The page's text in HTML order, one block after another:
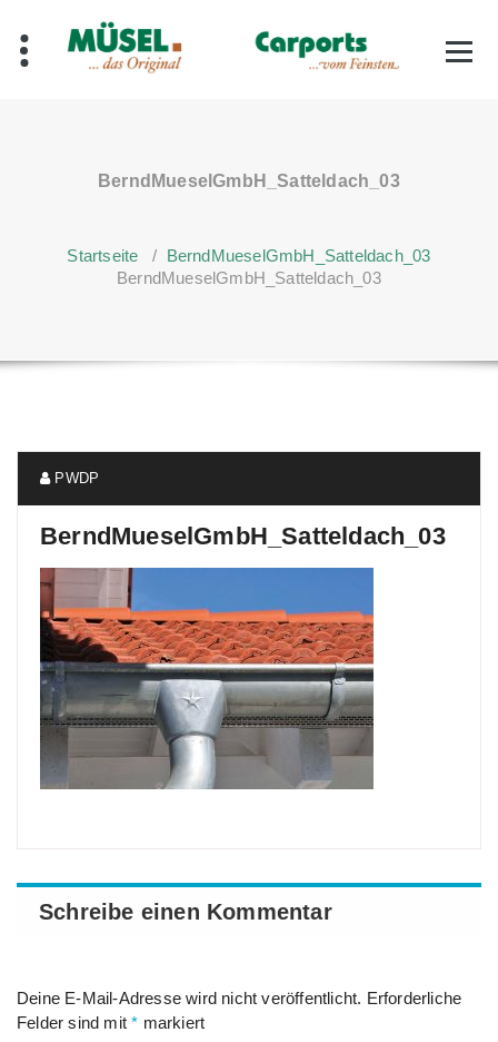
Inhalt
springen
BerndMueselGmbH_Satteldach_03
Startseite / BerndMueselGmbH_Satteldach_03
BerndMueselGmbH_Satteldach_03
PWDP
BerndMueselGmbH_Satteldach_03
Schreibe einen Kommentar
Deine E-Mail-Adresse wird nicht veröffentlicht. Erforderliche
Felder sind mit* markiert